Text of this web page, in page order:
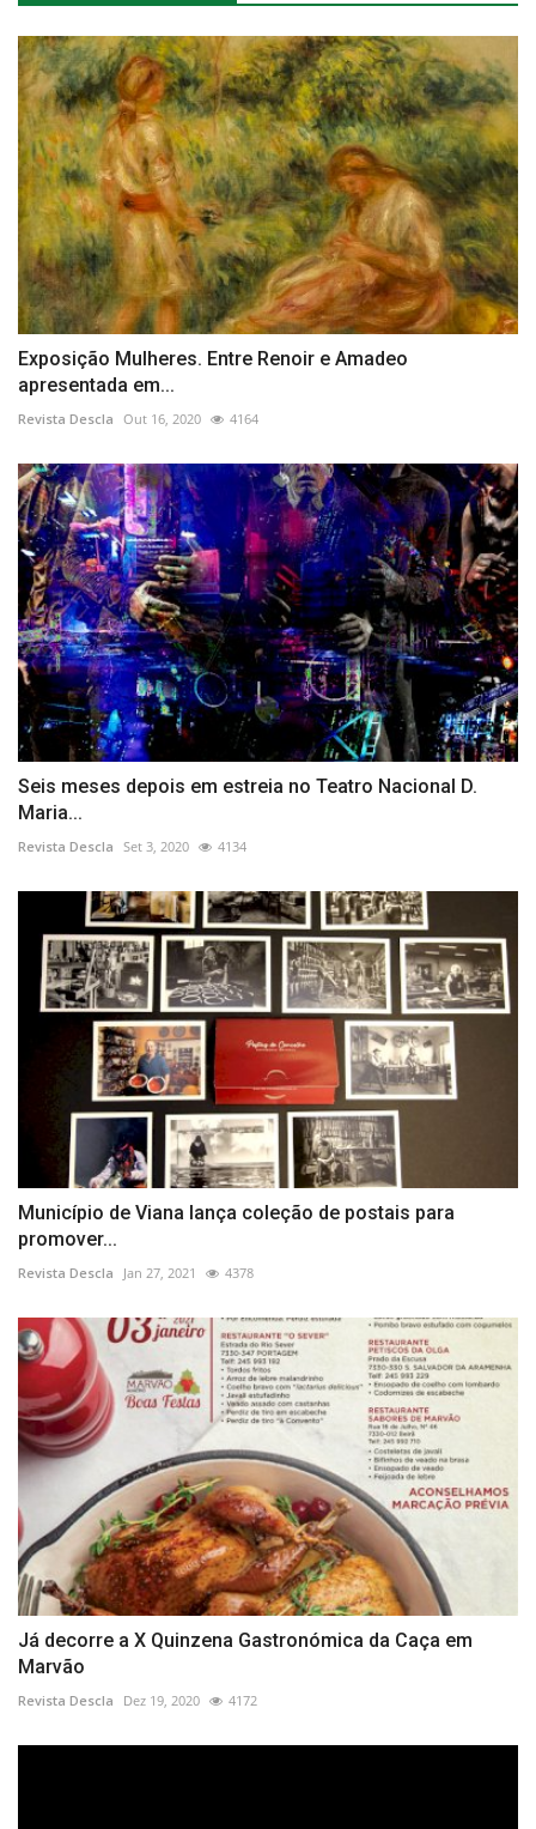
Exposição Mulheres. Entre Renoir e Amadeo
apresentada em...
Revista Descla Out 16, 2020 4164
Seis meses depois em estreia no Teatro Nacional D.
Maria...
Revista Descla Set 3, 2020 4134
Município de Viana lança coleção de postais para
promover...
Revista Descla Jan 27, 2021 4378
Já decorre a X Quinzena Gastronómica da Caça em
Marvão
Revista Descla Dez 19, 2020 4172